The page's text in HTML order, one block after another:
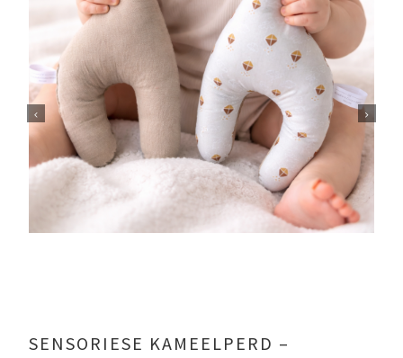
Previous Next
SENSORIESE KAMEELPERD –